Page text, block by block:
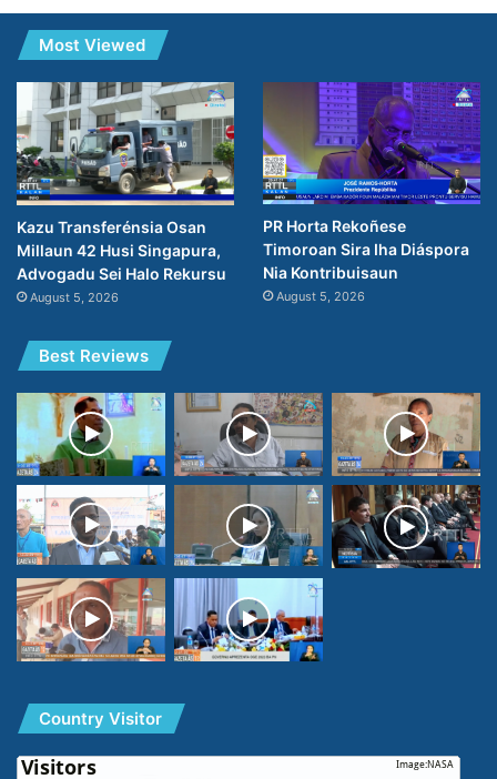
Most Viewed
Kazu Transferénsia Osan
Millaun 42 Husi Singapura,
Advogadu Sei Halo Rekursu
August 5, 2026
PR Horta Rekoñese
Timoroan Sira Iha Diáspora
Nia Kontribuisaun
August 5, 2026
Best Reviews
Country Visitor